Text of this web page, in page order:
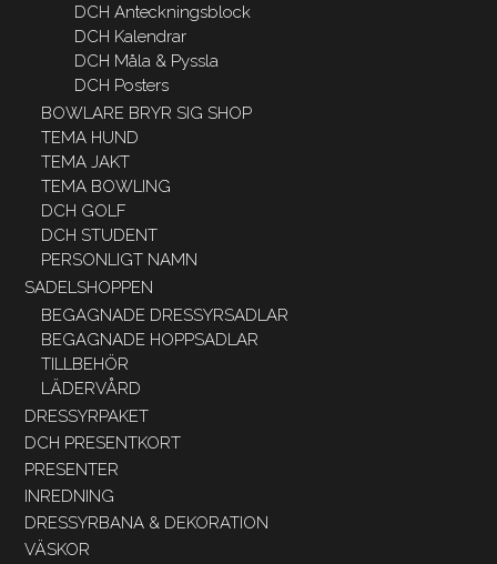
DCH Anteckningsblock
DCH Kalendrar
DCH Måla & Pyssla
DCH Posters
BOWLARE BRYR SIG SHOP
TEMA HUND
TEMA JAKT
TEMA BOWLING
DCH GOLF
DCH STUDENT
PERSONLIGT NAMN
SADELSHOPPEN
BEGAGNADE DRESSYRSADLAR
BEGAGNADE HOPPSADLAR
TILLBEHÖR
LÄDERVÅRD
DRESSYRPAKET
DCH PRESENTKORT
PRESENTER
INREDNING
DRESSYRBANA & DEKORATION
VÄSKOR